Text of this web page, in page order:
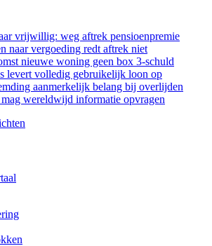
vrijwillig: weg aftrek pensioenpremie
naar vergoeding redt aftrek niet
nieuwe woning geen box 3-schuld
levert volledig gebruikelijk loon op
aanmerkelijk belang bij overlijden
wereldwijd informatie opvragen